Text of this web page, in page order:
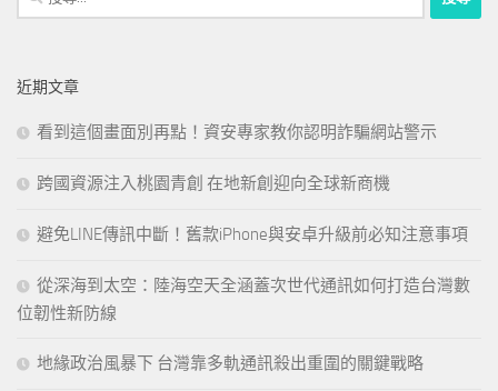
尋
字:
近期文章
看到這個畫面別再點！資安專家教你認明詐騙網站警示
跨國資源注入桃園青創 在地新創迎向全球新商機
避免LINE傳訊中斷！舊款iPhone與安卓升級前必知注意事項
從深海到太空：陸海空天全涵蓋次世代通訊如何打造台灣數
位韌性新防線
地緣政治風暴下 台灣靠多軌通訊殺出重圍的關鍵戰略